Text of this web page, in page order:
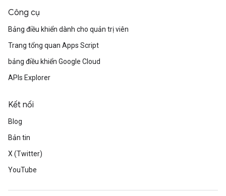
Công cụ
Bảng điều khiển dành cho quản trị viên
Trang tổng quan Apps Script
bảng điều khiển Google Cloud
APIs Explorer
Kết nối
Blog
Bản tin
X (Twitter)
YouTube